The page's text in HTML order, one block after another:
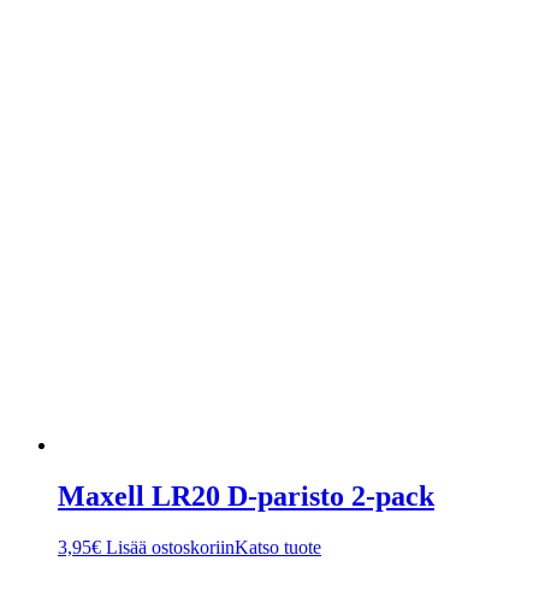
Maxell LR20 D-paristo 2-pack
3,95€ Lisää ostoskoriinKatso tuote